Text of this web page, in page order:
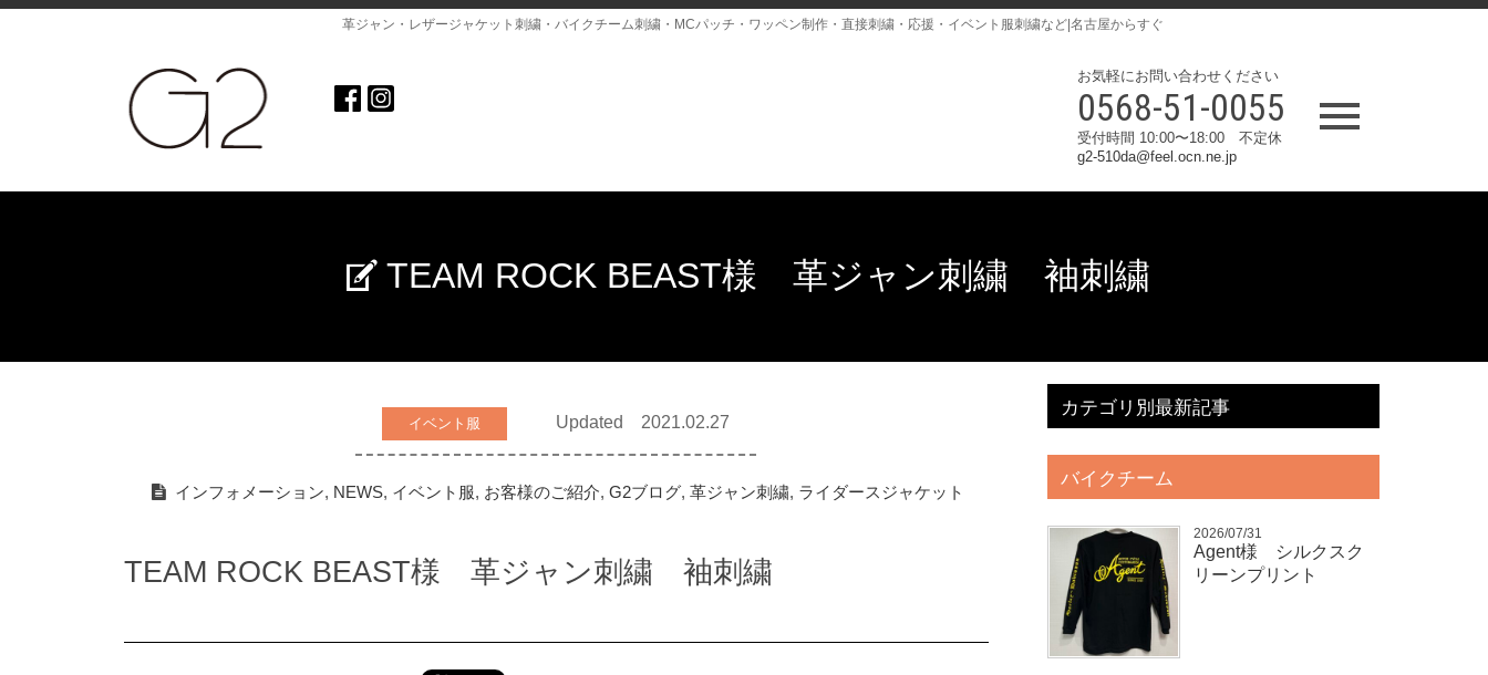
革ジャン・レザージャケット刺繍・バイクチーム刺繍・MCパッチ・ワッペン制作・直接刺繍・応援・イベント服刺繍など|名古屋からすぐ
お気軽にお問い合わせください
0568-51-0055
受付時間 10:00〜18:00 不定休
g2-510da@feel.ocn.ne.jp
TEAM ROCK BEAST様 革ジャン刺繍 袖刺繍
イベント服 Updated 2021.02.27
インフォメーション, NEWS, イベント服, お客様のご紹介,G2ブログ,革ジャン刺繍, ライダースジャケット
TEAM ROCK BEAST様 革ジャン刺繍 袖刺繍
カテゴリ別最新記事
バイクチーム
2026/07/31
Agent様 シルクスク
リーンプリント